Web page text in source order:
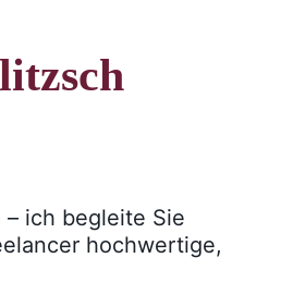
ich begleite Sie
hochwertige,